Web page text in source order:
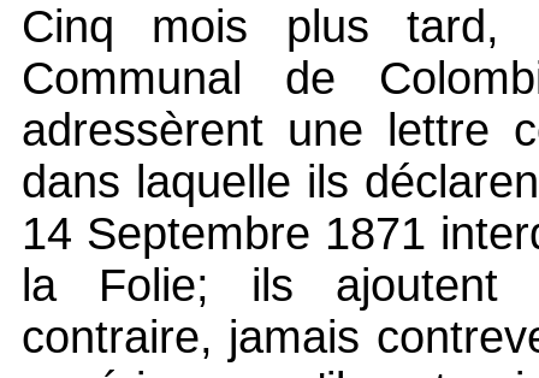
Cinq mois plus tard,
Communal de
adressèrent une lettre
dans laquelle ils
14 Septembre 1871
la Folie; ils ajoutent
contraire, jamais